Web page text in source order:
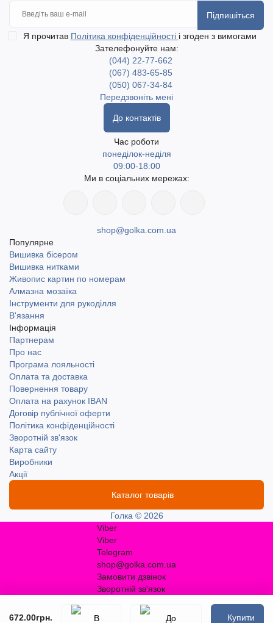
672.00грн. Купити
Підпишіться
Я прочитав Політика конфіденційності і згоден з вимогами
Зателефонуйте нам:
(044) 22-77-662
(067) 483-65-85
(050) 067-34-84
Передзвоніть мені
До контактів
Час роботи
понеділок-неділя
09:00-18:00
Ми в соціальних мережах:
shop@golka.com.ua
Популярне
Вишивка бісером
Вишивка нитками
Живопис картин по номерам
Алмазна мозаїка
Інструменти для рукоділля
В'язання
Інформація
Партнерам
Про нас
Програма лояльності
Оплата та доставка
Повернення товару
Оплата на рахунок IBAN
Договір публічної оферти
Політика конфіденційності
Зворотній зв'язок
Карта сайту
Виробники
Акції
Каталог товарів
Голка © 2026
Viber
Viber
Telegram
shop@golka.com.ua
Замовити дзвінок
Зворотній зв'язок